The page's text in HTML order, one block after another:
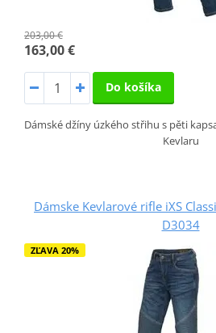
203,00 €
163,00 €
Do košíka
Dámské džíny úzkého střihu s pěti
Kevlaru
Dámske Kevlarové rifle iXS
D3034
ZĽAVA 20%